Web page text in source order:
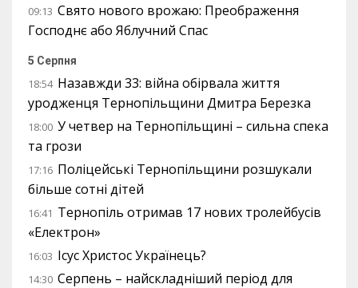
09:13 Свято нового врожаю: Преображення
Господнє або Яблучний Спас
5 Серпня
18:54 Назавжди 33: війна обірвала життя
уродженця Тернопільщини Дмитра Березка
18:00 У четвер на Тернопільщині – сильна спека
та грози
17:16 Поліцейські Тернопільщини розшукали
більше сотні дітей
16:41 Тернопіль отримав 17 нових тролейбусів
«Електрон»
16:03 Ісус Христос Українець?
14:30 Серпень – найскладніший період для